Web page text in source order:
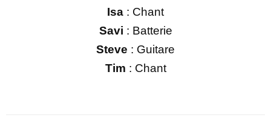
Isa : Chant
Savi : Batterie
Steve : Guitare
Tim : Chant